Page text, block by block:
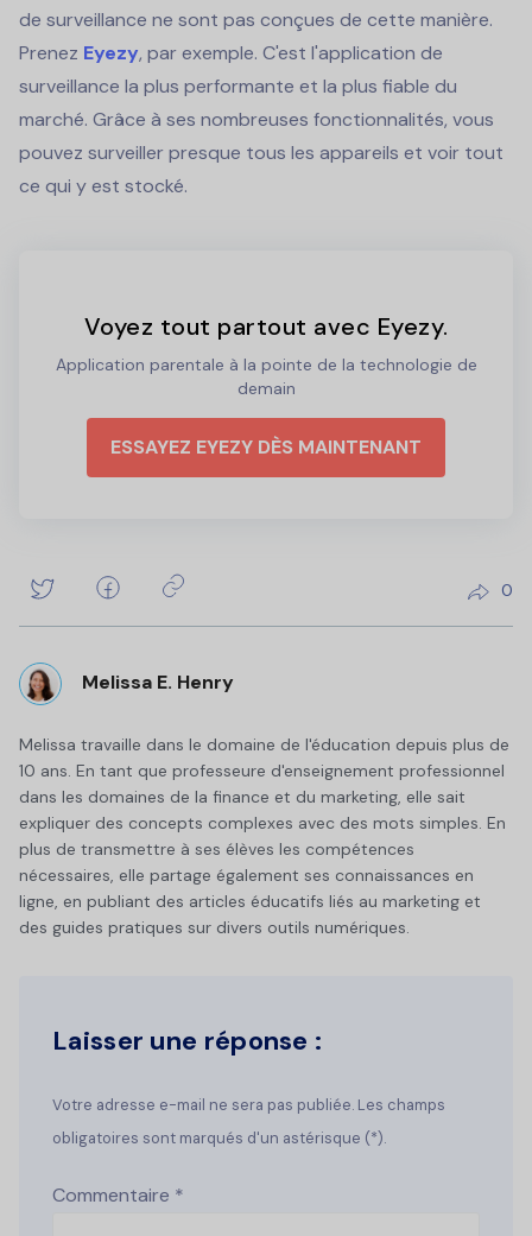
de surveillance ne sont pas conçues de cette manière.
Prenez Eyezy, par exemple. C'est l'application de
surveillance la plus performante et la plus fiable du
marché. Grâce à ses nombreuses fonctionnalités, vous
pouvez surveiller presque tous les appareils et voir tout
ce qui y est stocké.
Voyez tout partout avec Eyezy.
Application parentale à la pointe de la technologie de
demain
ESSAYEZ EYEZY DÈS MAINTENANT
0
Melissa E. Henry
Melissa travaille dans le domaine de l'éducation depuis plus de
10 ans. En tant que professeure d'enseignement professionnel
dans les domaines de la finance et du marketing, elle sait
expliquer des concepts complexes avec des mots simples. En
plus de transmettre à ses élèves les compétences
nécessaires, elle partage également ses connaissances en
ligne, en publiant des articles éducatifs liés au marketing et
des guides pratiques sur divers outils numériques.
Laisser une réponse :
Votre adresse e-mail ne sera pas publiée. Les champs
obligatoires sont marqués d'un astérisque (*).
Commentaire *